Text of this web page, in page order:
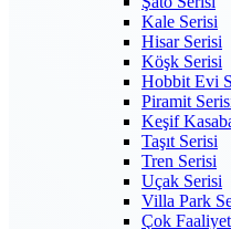
Kale Serisi
Hisar Serisi
Köşk Serisi
Hobbit Evi
Piramit
Keşif
Taşıt Serisi
Tren Serisi
Uçak Serisi
Villa Park
Çok